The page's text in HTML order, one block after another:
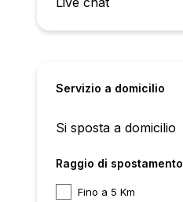
Servizio a domicilio
Si sposta a domicilio
Raggio di spostamento
Fino a 5 Km